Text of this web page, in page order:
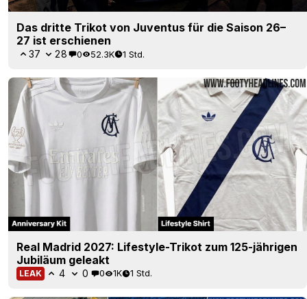
Das dritte Trikot von Juventus für die Saison 26–
27 ist erschienen
37 28 0 52.3K 1 Std.
Real Madrid 2027: Lifestyle-Trikot zum 125-jährigen
Jubiläum geleakt
LEAK 4 0 0 1K 1 Std.